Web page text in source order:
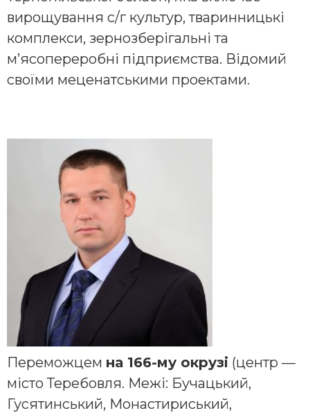
вирощування с/г культур, тваринницькі
комплекси, зернозберігальні та
м’ясопереробні підприємства. Відомий
своїми меценатськими проектами.
Переможцем на 166-му окрузі (центр —
місто Теребовля. Межі: Бучацький,
Гусятинський, Монастириський,